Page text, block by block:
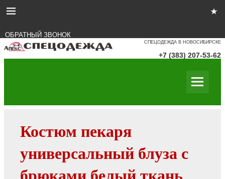
ОБРАТНЫЙ ЗВОНОК
СПЕЦОДЕЖДА В НОВОСИБИРСКЕ
+7 (383) 207-53-62
Костюм пекаря
универсальный блуза с